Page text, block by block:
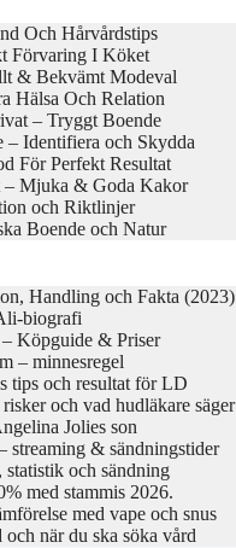
Och Hårvårdstips
Förvaring I Köket
& Bekvämt Modeval
Hälsa Och Relation
– Tryggt Boende
Identifiera och Skydda
För Perfekt Resultat
– Mjuka & Goda Kakor
och Riktlinjer
Boende och Natur
Handling och Fakta (2023)
biografi
Köpguide & Priser
– minnesregel
tips och resultat för LD
och vad hudläkare säger
Jolies son
streaming & sändningstider
och sändning
med stammis 2026.
med vape och snus
när du ska söka vård